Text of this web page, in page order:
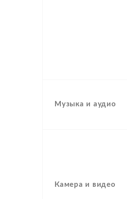
Музыка и аудио
Камера и видео